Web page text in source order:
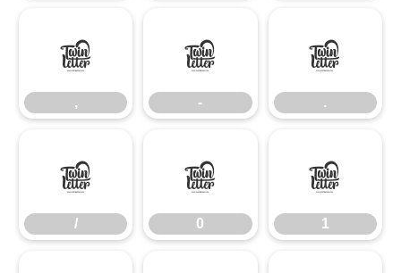
,
,
-
-
.
.
/
/
0
0
1
1